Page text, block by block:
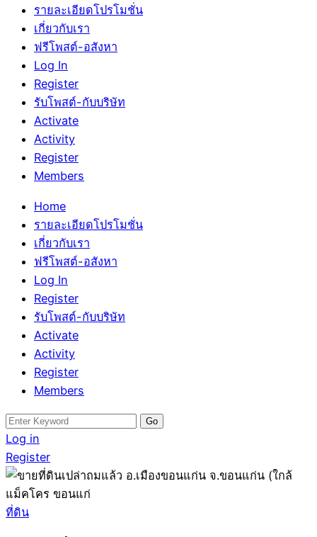
รายละเอียดโปรโมชั่น
เกี่ยวกับเรา
ฟรีโพสต์-อสังหา
Log In
Register
รับโพสต์-กับบริษัท
Activate
Activity
Register
Members
Home
รายละเอียดโปรโมชั่น
เกี่ยวกับเรา
ฟรีโพสต์-อสังหา
Log In
Register
รับโพสต์-กับบริษัท
Activate
Activity
Register
Members
Search
for:
Log in
Register
ที่ดิน